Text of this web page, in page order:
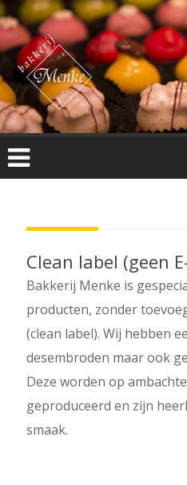
Ga
naar
de
inhoud
B
a
k
k
e
ri
e
Clean label (geen
Bakkerij Menke is
producten, zonder
(clean label). Wij hebben
desembroden maar ook
Deze worden op
geproduceerd en zijn
smaak.